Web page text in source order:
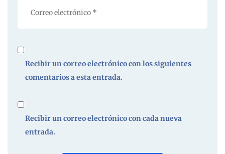
Recibir un correo electrónico con los siguientes
comentarios a esta entrada.
Recibir un correo electrónico con cada nueva
entrada.